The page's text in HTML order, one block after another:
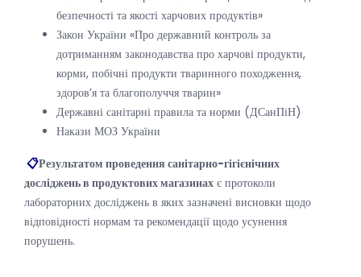
безпечності та якості харчових продуктів»
Закон України «Про державний контроль за
дотриманням законодавства про харчові продукти,
корми, побічні продукти тваринного походження,
здоров’я та благополуччя тварин»
Державні санітарні правила та норми (ДСанПіН)
Накази МОЗ України
📋Результатом проведення санітарно-гігієнічних
досліджень в продуктових магазинах є протоколи
лабораторних досліджень в яких зазначені висновки щодо
відповідності нормам та рекомендації щодо усунення
порушень.